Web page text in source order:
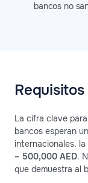
bancos no
La cifra clave
bancos esperan
internacionales,
– 500,000 AED.
que demuestra al